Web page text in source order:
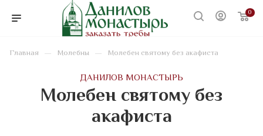
0
Главная — Молебны — Молебен святому без акафиста
ДАНИЛОВ МОНАСТЫРЬ
Молебен святому без
акафиста